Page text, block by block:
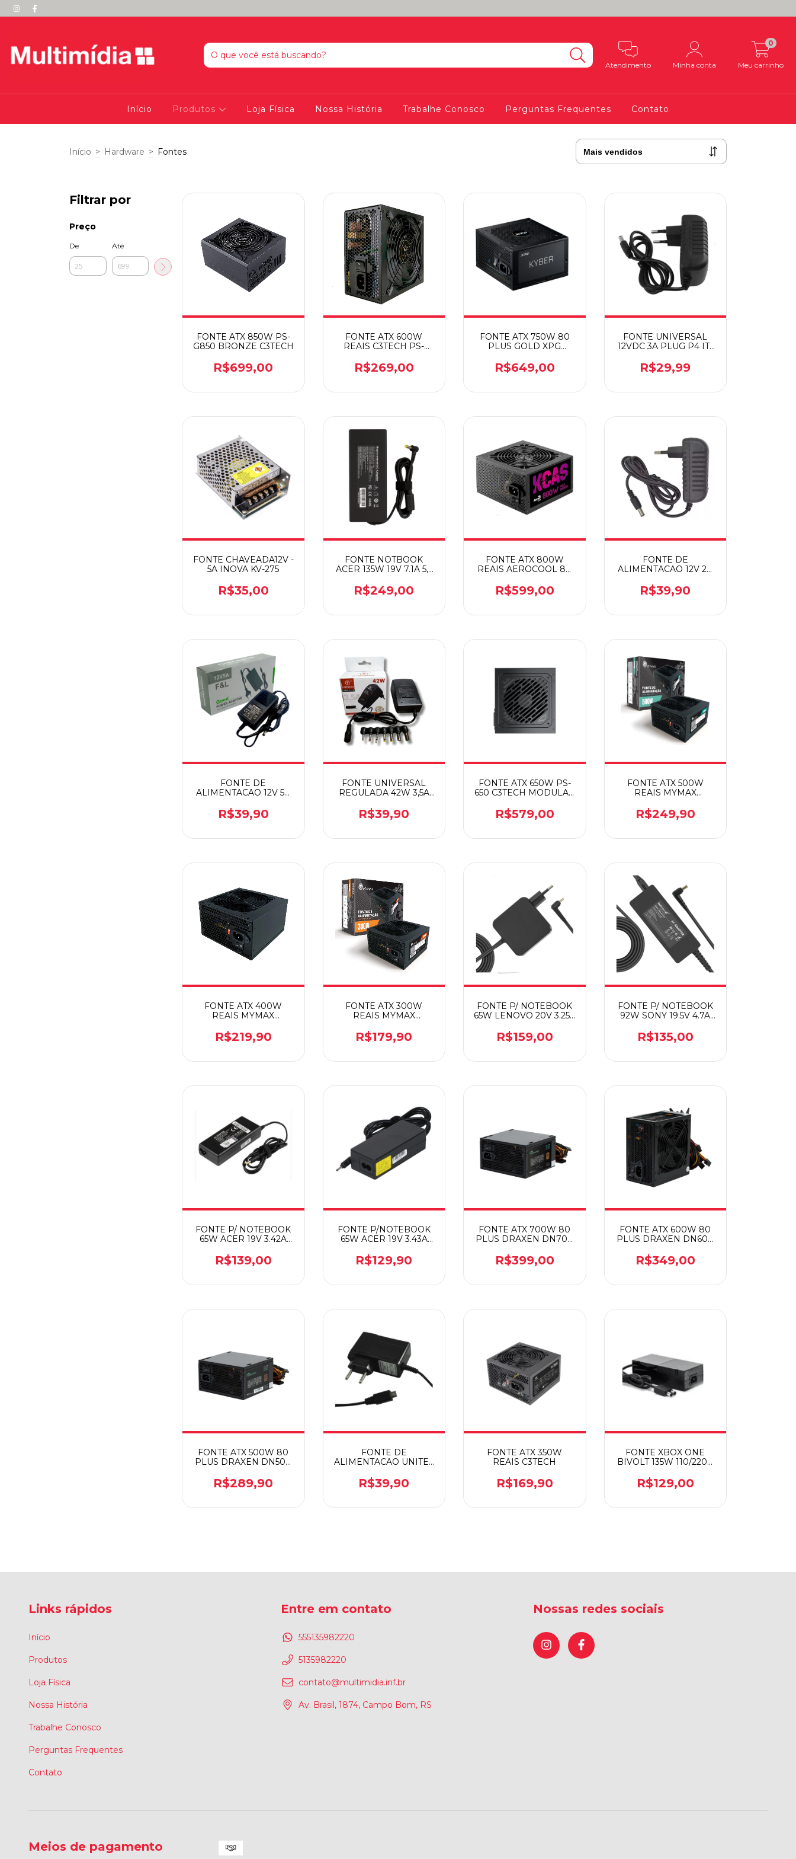
Atendimento Minha conta Meu carrinho
0
Início Produtos Loja Física Nossa História Trabalhe Conosco Perguntas Frequentes Contato
Início > Hardware > Fontes
Filtrar por
Preço
De Até
FONTE ATX 850W PS-
G850 BRONZE C3TECH
R$699,00
FONTE ATX 600W
REAIS C3TECH PS-
R$269,00
FONTE ATX 750W 80
PLUS GOLD XPG
R$649,00
FONTE UNIVERSAL
12VDC 3A PLUG P4 IT-
R$29,99
FONTE CHAVEADA12V -
5A INOVA KV-275
R$35,00
FONTE NOTBOOK
ACER 135W 19V 7.1A 5,5
R$249,00
FONTE ATX 800W
REAIS AEROCOOL 80
R$599,00
FONTE DE
ALIMENTACAO 12V 2A
R$39,90
FONTE DE
ALIMENTACAO 12V 5A
R$39,90
FONTE UNIVERSAL
REGULADA 42W 3,5A
R$39,90
FONTE ATX 650W PS-
650 C3TECH MODULAR
R$579,00
FONTE ATX 500W
REAIS MYMAX
R$249,90
FONTE ATX 400W
REAIS MYMAX
R$219,90
FONTE ATX 300W
REAIS MYMAX
R$179,90
FONTE P/ NOTEBOOK
65W LENOVO 20V 3.25A
R$159,00
FONTE P/ NOTEBOOK
92W SONY 19.5V 4.7A
R$135,00
FONTE P/ NOTEBOOK
65W ACER 19V 3.42A
R$139,00
FONTE P/NOTEBOOK
65W ACER 19V 3.43A
R$129,90
FONTE ATX 700W 80
PLUS DRAXEN DN700
R$399,00
FONTE ATX 600W 80
PLUS DRAXEN DN600
R$349,00
FONTE ATX 500W 80
PLUS DRAXEN DN500
R$289,90
FONTE DE
ALIMENTACAO UNITEL
R$39,90
FONTE ATX 350W
REAIS C3TECH
R$169,90
FONTE XBOX ONE
BIVOLT 135W 110/220V
R$129,00
Links rápidos
Início
Produtos
Loja Física
Nossa História
Trabalhe Conosco
Perguntas Frequentes
Contato
Entre em contato
555135982220
5135982220
contato@multimidia.inf.br
Av. Brasil, 1874, Campo Bom, RS
Nossas redes sociais
Meios de pagamento